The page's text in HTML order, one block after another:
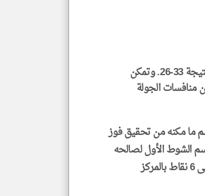
لكرة اليد الجمعة فوزا ثمينا على نظيره السالمية بنتيجة 33-26. وتمكن
بنتيجة 33-28 وذلك ضمن منافسات الجولة
ما مكنه من تحقيق فوز
الشوط الأول لصالحه
15-14 ليواصل أفضليته بالشوط الثاني محققا الفوز ورافعا رصيده إلى 6 نقاط بالمركز
klyoum.com